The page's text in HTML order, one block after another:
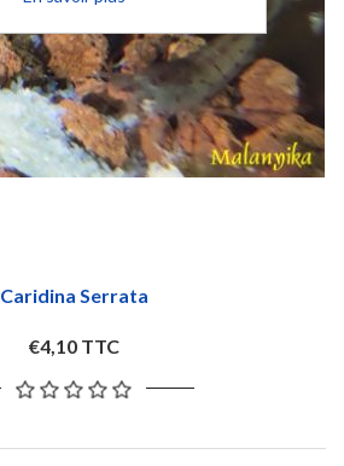
Caridina Serrata
€4,10 TTC